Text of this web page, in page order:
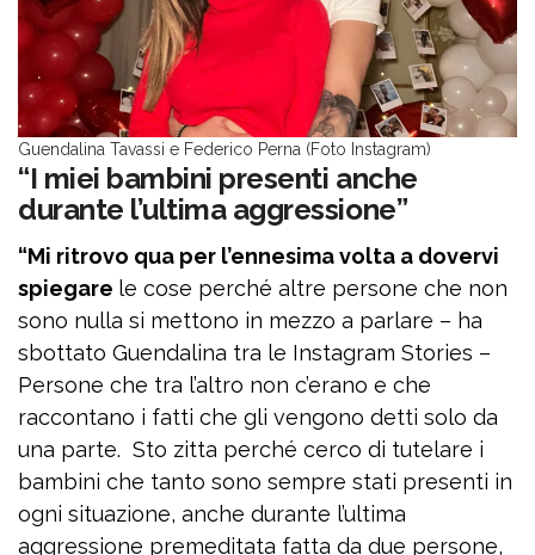
Guendalina Tavassi e Federico Perna (Foto Instagram)
“I miei bambini presenti anche
durante l’ultima aggressione”
“Mi ritrovo qua per l’ennesima volta a dovervi
spiegare le cose perché altre persone che non
sono nulla si mettono in mezzo a parlare – ha
sbottato Guendalina tra le Instagram Stories –
Persone che tra l’altro non c’erano e che
raccontano i fatti che gli vengono detti solo da
una parte. Sto zitta perché cerco di tutelare i
bambini che tanto sono sempre stati presenti in
ogni situazione, anche durante l’ultima
aggressione premeditata fatta da due persone,